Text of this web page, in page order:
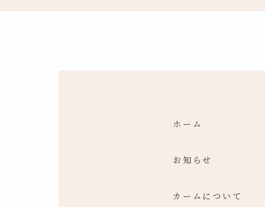
ホーム
お知らせ
カームについて